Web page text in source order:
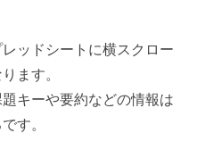
ッドシートに横スクロー
ます。
キーや要約などの情報は
す。